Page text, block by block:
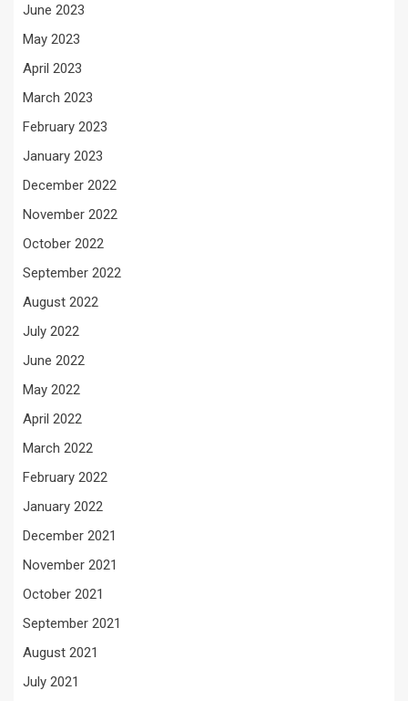
June 2023
May 2023
April 2023
March 2023
February 2023
January 2023
December 2022
November 2022
October 2022
September 2022
August 2022
July 2022
June 2022
May 2022
April 2022
March 2022
February 2022
January 2022
December 2021
November 2021
October 2021
September 2021
August 2021
July 2021